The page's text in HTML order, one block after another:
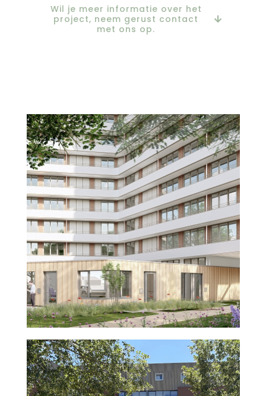
Wil je meer informatie over het
project, neem gerust contact
met ons op.
Nieuws uitgelicht home Nieuws
Wageningen uitgelicht 6 2026
agnova
Nieuws Middelburg uitgelicht 2